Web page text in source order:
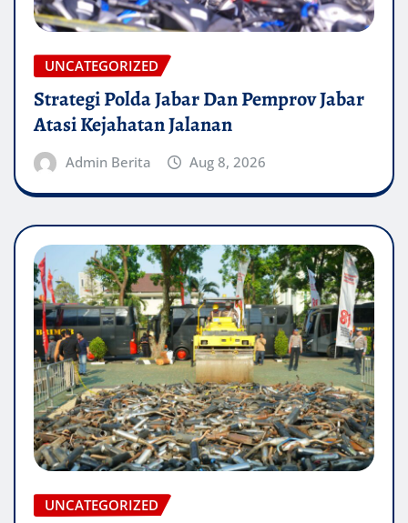
UNCATEGORIZED
Strategi Polda Jabar Dan Pemprov Jabar
Atasi Kejahatan Jalanan
Admin Berita Aug 8, 2026
UNCATEGORIZED